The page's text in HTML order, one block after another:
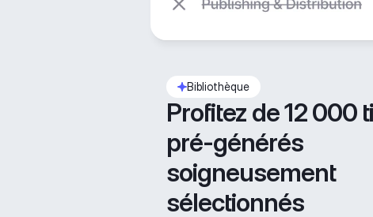
Bibliothèque
Profitez de 12 000
pré-générés
soigneusement
sélectionnés